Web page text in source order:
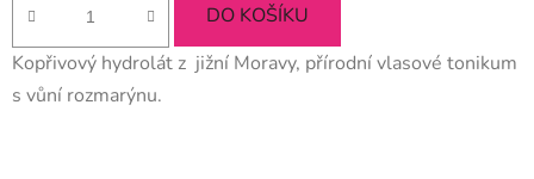
5,0
z
5
DO KOŠÍKU
Kopřivový hydrolát z jižní Moravy, přírodní vlasové tonikum
s vůní rozmarýnu.